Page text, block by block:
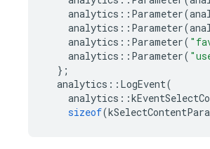
analytics :: Parameter(
analytics :: Parameter(
analytics :: Parameter(
analytics :: Parameter(
};
analytics :: LogEvent(
analytics ::
sizeof(